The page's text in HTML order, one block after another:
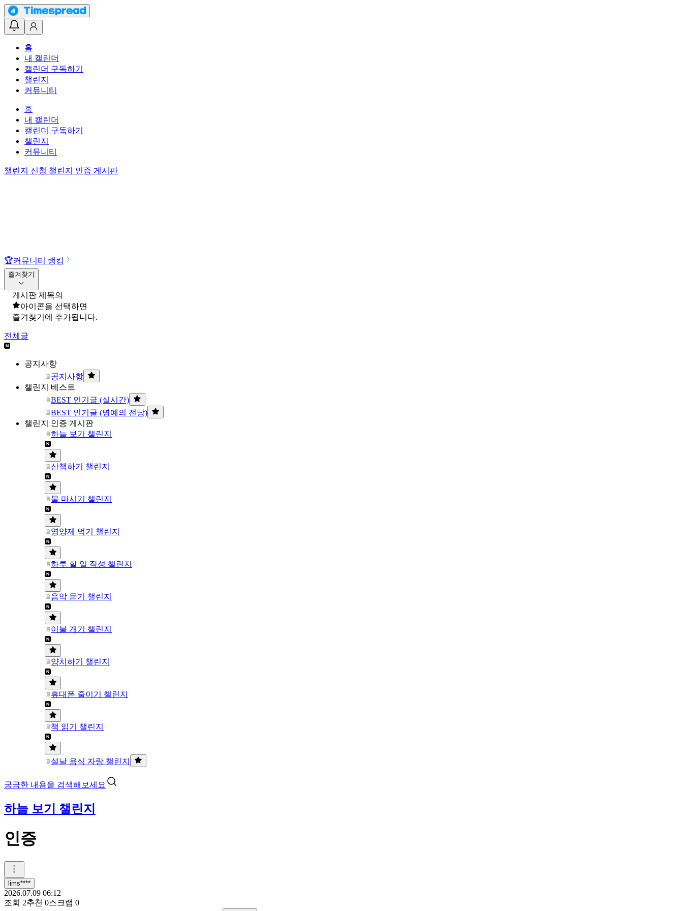
홈
내 캘린더
캘린더 구독하기
챌린지
커뮤니티
홈
내 캘린더
캘린더 구독하기
챌린지
커뮤니티
챌린지 신청 챌린지 인증 게시판
🏆커뮤니티 랭킹
즐겨찾기
게시판 제목의
아이콘을 선택하면
즐겨찾기에 추가됩니다.
전체글
공지사항
공지사항
챌린지 베스트
BEST 인기글 (실시간)
BEST 인기글 (명예의 전당)
챌린지 인증 게시판
하늘 보기 챌린지
산책하기 챌린지
물 마시기 챌린지
영양제 먹기 챌린지
하루 할 일 작성 챌린지
음악 듣기 챌린지
이불 개기 챌린지
양치하기 챌린지
휴대폰 줄이기 챌린지
책 읽기 챌린지
설날 음식 자랑 챌린지
궁금한 내용을 검색해보세요
하늘 보기 챌린지
인증
lims****
2026.07.09 06:12
조회 2추천 0스크랩 0